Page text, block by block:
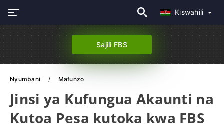
Kiswahili
Sajili FBS
Nyumbani Mafunzo
Jinsi ya Kufungua Akaunti na
Kutoa Pesa kutoka kwa FBS